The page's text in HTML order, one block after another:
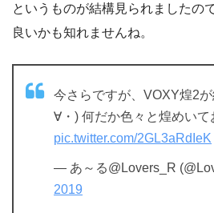
というものが結構見られましたの
良いかも知れませんね。
今さらですが、VOXY煌2
∀・) 何だか色々と煌めいて
pic.twitter.com/2GL3aRdIeK
— あ～る@Lovers_R
2019